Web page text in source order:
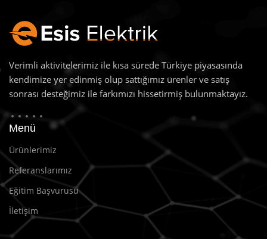
Verimli aktivitelerimiz ile kısa sürede Türkiye piyasasında
kendimize yer edinmiş olup sattığımız ürenler ve satış
sonrası desteğimiz ile farkımızı hissetirmiş bulunmaktayız.
Menü
Ürünlerimiz
Referanslarımız
Eğitim Başvurusu
İletişim